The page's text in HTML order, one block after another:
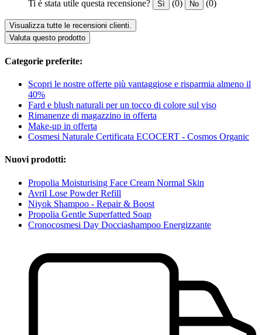
Ti è stata utile questa recensione? Sì (0) No (0)
Visualizza tutte le recensioni clienti.
Valuta questo prodotto
Categorie preferite:
Scopri le nostre offerte più vantaggiose e risparmia almeno il
40%
Fard e blush naturali per un tocco di colore sul viso
Rimanenze di magazzino in offerta
Make-up in offerta
Cosmesi Naturale Certificata ECOCERT - Cosmos Organic
Nuovi prodotti:
Propolia Moisturising Face Cream Normal Skin
Avril Lose Powder Refill
Niyok Shampoo - Repair & Boost
Propolia Gentle Superfatted Soap
Cronocosmesi Day Docciashampoo Energizzante